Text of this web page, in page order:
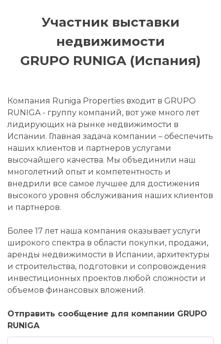
Участник выставки
недвижимости
GRUPO RUNIGA (Испания)
Компания Runiga Properties входит в GRUPO
RUNIGA - группу компаний, вот уже много лет
лидирующих на рынке недвижимости в
Испании. Главная задача компании – обеспечить
наших клиентов и партнеров услугами
высочайшего качества. Мы объединили наш
многолетний опыт и компетентность и
внедрили все самое лучшее для достижения
высокого уровня обслуживания наших клиентов
и партнеров.
Более 17 лет наша компания оказывает услуги
широкого спектра в области покупки, продажи,
аренды недвижимости в Испании, архитектуры
и строительства, подготовки и сопровождения
инвестиционных проектов любой сложности и
объемов финансовых вложений.
Отправить сообщение для компании GRUPO
RUNIGA